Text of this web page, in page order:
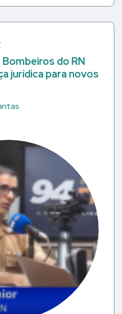
do RN
jurídica para novos